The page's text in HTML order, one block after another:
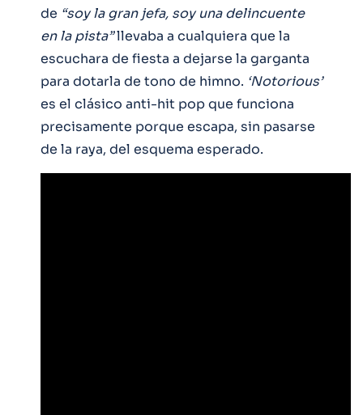
de “soy la gran jefa, soy una delincuente
en la pista”llevaba a cualquiera que la
escuchara de fiesta a dejarse la garganta
para dotarla de tono de himno. ‘Notorious’
es el clásico anti-hit pop que funciona
precisamente porque escapa, sin pasarse
de la raya, del esquema esperado.